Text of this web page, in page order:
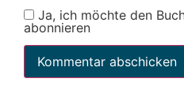
Ja, ich möchte den
abonnieren